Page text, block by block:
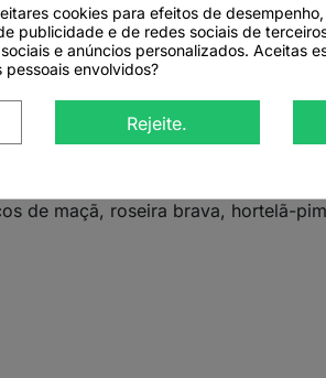
destacam notas de pêssego,
e trazendo tranquilidade em cada
de maçã, roseira brava, hortelã-
cookies para efeitos de
publicidade e de redes sociais de
e anúncios personalizados. Aceitas
envolvidos?
Rejeite.